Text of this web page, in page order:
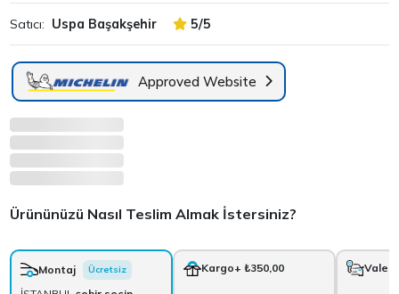
Satıcı: Uspa Başakşehir 5/5
Approved Website
Ürününüzü Nasıl Teslim Almak İstersiniz?
Montaj Ücretsiz Kargo+ ₺350,00 Vale